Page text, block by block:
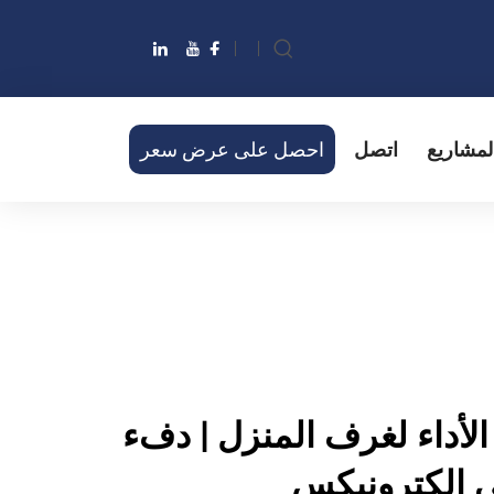
المشاريع اتصل احصل على عرض سعر
لغرف المنزل | دفء
إلكترونيكس